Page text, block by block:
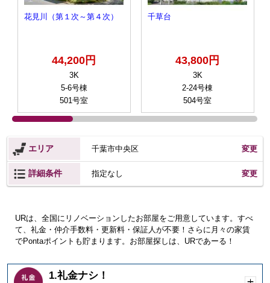
花見川（第１次～第４次）
44,200円
3K
5-6号棟
501号室
千草台
43,800円
3K
2-24号棟
504号室
エリア 千葉市中央区 変更
詳細条件 指定なし 変更
URは、全国にリノベーションしたお部屋をご用意しています。すべ
て、礼金・仲介手数料・更新料・保証人が不要！さらに月々の家賃
でPontaポイントも貯まります。お部屋探しは、URであーる！
1.礼金ナシ！